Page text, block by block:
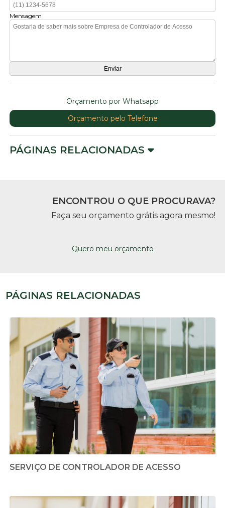
Mensagem
Orçamento por Whatsapp
Orçamento pelo Telefone
PÁGINAS RELACIONADAS
ENCONTROU O QUE PROCURAVA?
Faça seu orçamento grátis agora mesmo!
Quero meu orçamento
PÁGINAS RELACIONADAS
SERVIÇO DE CONTROLADOR DE ACESSO